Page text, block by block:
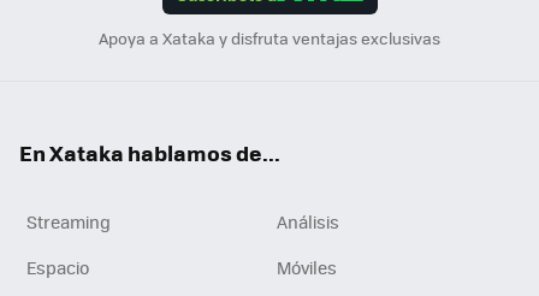
Apoya a Xataka y disfruta ventajas exclusivas
En Xataka hablamos de...
Streaming
Análisis
Espacio
Móviles